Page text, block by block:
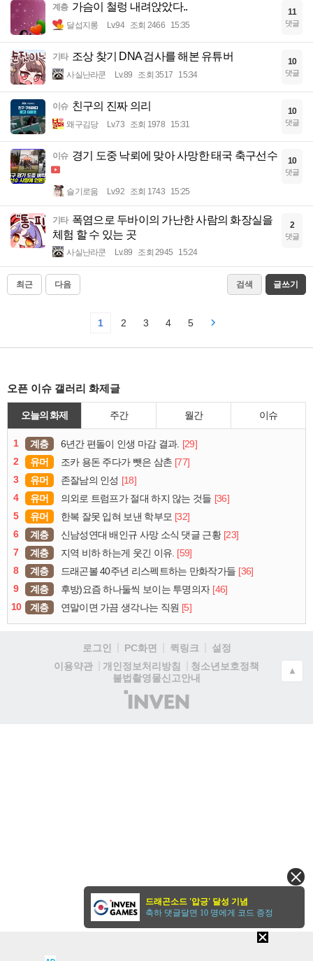
계층 가슴이 철렁 내려앉았다..
달섭지롱 Lv.94 조회 2466 15:35
11
댓글
기타 조상 찾기 DNA 검사를 해본 유튜버
사실난라쿤 Lv.89 조회 3517 15:34
10
댓글
이슈 친구의 진짜 의리
왜구김당 Lv.73 조회 1978 15:31
10
댓글
이슈 경기 도중 낙뢰에 맞아 사망한 태국 축구선수
슬기로움 Lv.92 조회 1743 15:25
10
댓글
기타 폭염으로 두바이의 가난한 사람의 화장실을
체험 할 수 있는 곳
사실난라쿤 Lv.89 조회 2945 15:24
2
댓글
최근 다음 검색 글쓰기
1 2 3 4 5
오픈 이슈 갤러리 화제글
오늘의 화제 주간 월간 이슈
1 계층 6년간 편돌이 인생 마감 결과. [29]
2
유머 조카 용돈 주다가 뺏은 삼촌 [77]
3
유머 존잘남의 인성 [18]
4
유머 의외로 트럼프가 절대 하지 않는 것들 [36]
5
유머 한복 잘못 입혀 보낸 학부모 [32]
6
계층 신남성연대 배인규 사망 소식 댓글 근황 [23]
7
계층 지역 비하 하는게 웃긴 이유. [59]
8
계층 드래곤볼 40주년 리스펙트하는 만화작가들 [36]
9
계층 후방)요즘 하나둘씩 보이는 투명의자 [46]
10
계층 연말이면 가끔 생각나는 직원 [5]
로그인 PC화면 퀵링크
설정
이용약관
개인정보처리방침
청소년보호정책
불법촬영물신고안내
(주)
인
▲
드래곤소드 '압긍' 달성 기념
축하 댓글달면 10 명에게 코드 증정